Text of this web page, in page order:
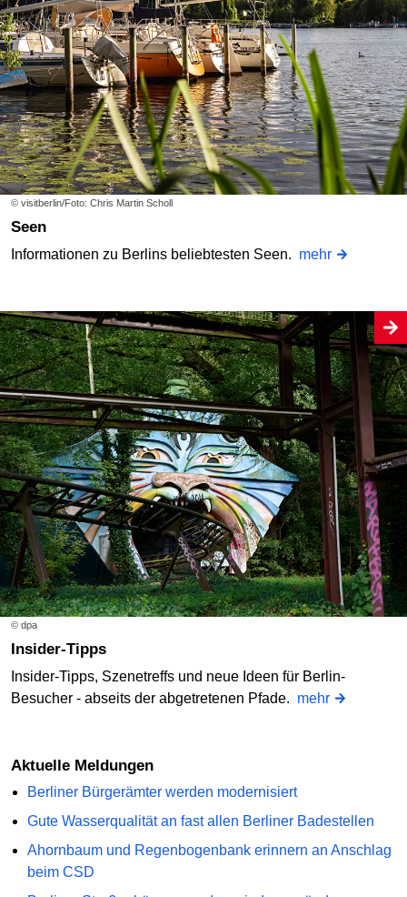
© visitberlin/Foto: Chris Martin Scholl
Seen
Informationen zu Berlins beliebtesten Seen. mehr
© dpa
Insider-Tipps
Insider-Tipps, Szenetreffs und neue Ideen für Berlin-
Besucher - abseits der abgetretenen Pfade. mehr
Aktuelle Meldungen
Berliner Bürgerämter werden modernisiert
Gute Wasserqualität an fast allen Berliner Badestellen
Ahornbaum und Regenbogenbank erinnern an Anschlag
beim CSD